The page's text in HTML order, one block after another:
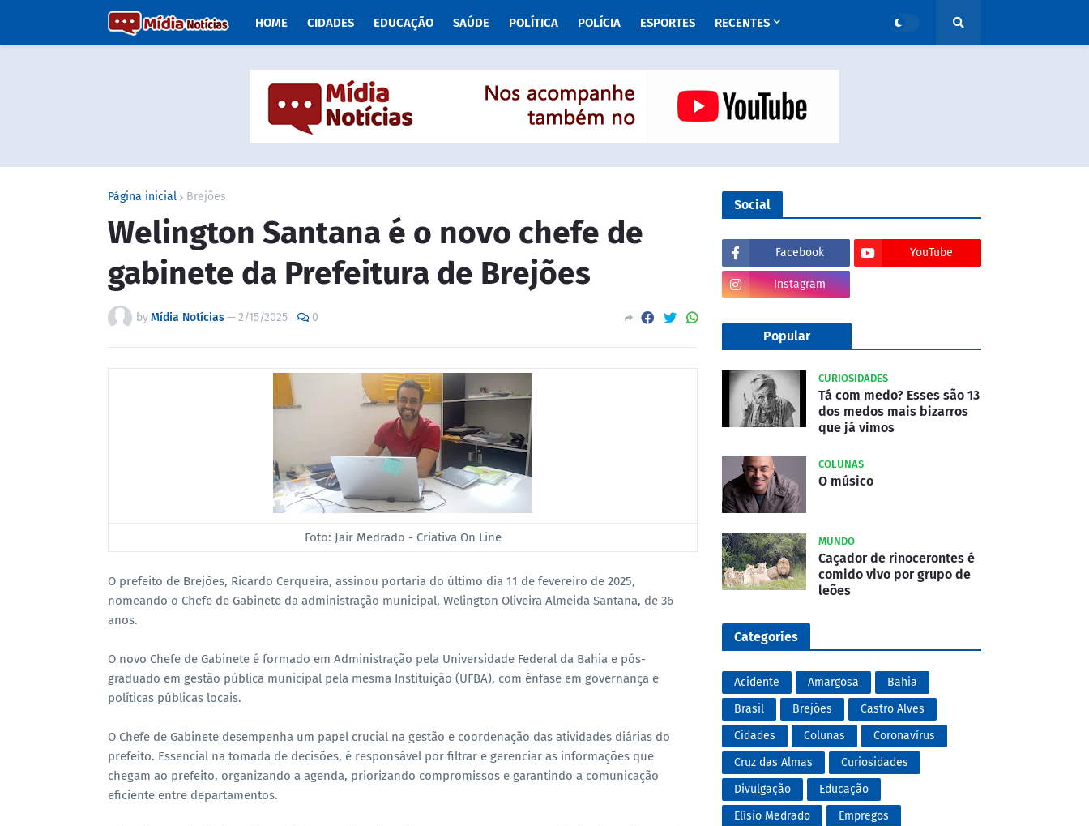
HOME CIDADES EDUCAÇÃO SAÚDE POLÍTICA POLÍCIA ESPORTES RECENTES
Página inicial Brejões
Welington Santana é o novo chefe de
gabinete da Prefeitura de Brejões
byMídia Notícias—2/15/2025 0
Foto: Jair Medrado - Criativa On Line
O prefeito de Brejões, Ricardo Cerqueira, assinou portaria do último dia 11 de fevereiro de 2025,
nomeando o Chefe de Gabinete da administração municipal, Welington Oliveira Almeida Santana, de 36
anos.
O novo Chefe de Gabinete é formado em Administração pela Universidade Federal da Bahia e pós-
graduado em gestão pública municipal pela mesma Instituição (UFBA), com ênfase em governança e
políticas públicas locais.
O Chefe de Gabinete desempenha um papel crucial na gestão e coordenação das atividades diárias do
prefeito. Essencial na tomada de decisões, é responsável por filtrar e gerenciar as informações que
chegam ao prefeito, organizando a agenda, priorizando compromissos e garantindo a comunicação
eficiente entre departamentos.
Social
Facebook YouTube
Instagram
Popular
CURIOSIDADES
Tá com medo? Esses são 13
dos medos mais bizarros
que já vimos
COLUNAS
O músico
MUNDO
Caçador de rinocerontes é
comido vivo por grupo de
leões
Categories
Acidente Amargosa
Bahia
Brasil
Brejões
Castro Alves
Cidades
Colunas
Coronavírus
Cruz das Almas
Curiosidades
Divulgação
Educação
Elísio Medrado
Empregos